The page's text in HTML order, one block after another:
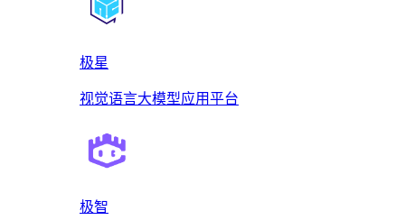
极星
视觉语言大模型应用平台
极智